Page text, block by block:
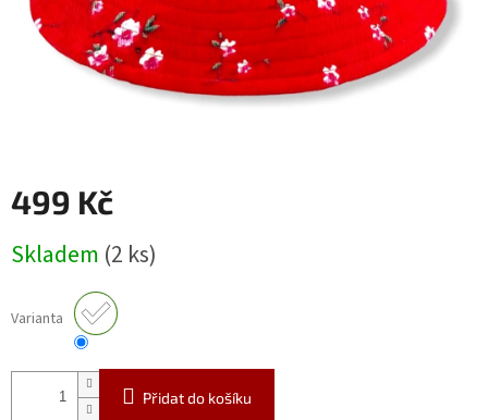
499 Kč
cena:
Skladem (2 ks)
Varianta
Přidat do košíku